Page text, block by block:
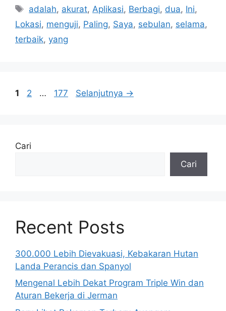
Tag
adalah, akurat, Aplikasi, Berbagi, dua, Ini,
Lokasi, menguji, Paling, Saya, sebulan, selama,
terbaik, yang
Halaman
1 Halaman
2 … Halaman
177 Selanjutnya →
Cari
Cari
Recent Posts
300.000 Lebih Dievakuasi, Kebakaran Hutan
Landa Perancis dan Spanyol
Mengenal Lebih Dekat Program Triple Win dan
Aturan Bekerja di Jerman